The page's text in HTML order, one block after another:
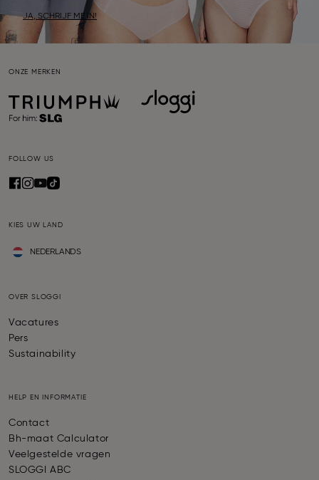
JA, SCHRIJF ME IN!
ONZE MERKEN
FOLLOW US
KIES UW LAND
NEDERLANDS
OVER SLOGGI
Vacatures
Pers
Sustainability
HELP EN INFORMATIE
Contact
Bh-maat Calculator
Veelgestelde vragen
SLOGGI ABC